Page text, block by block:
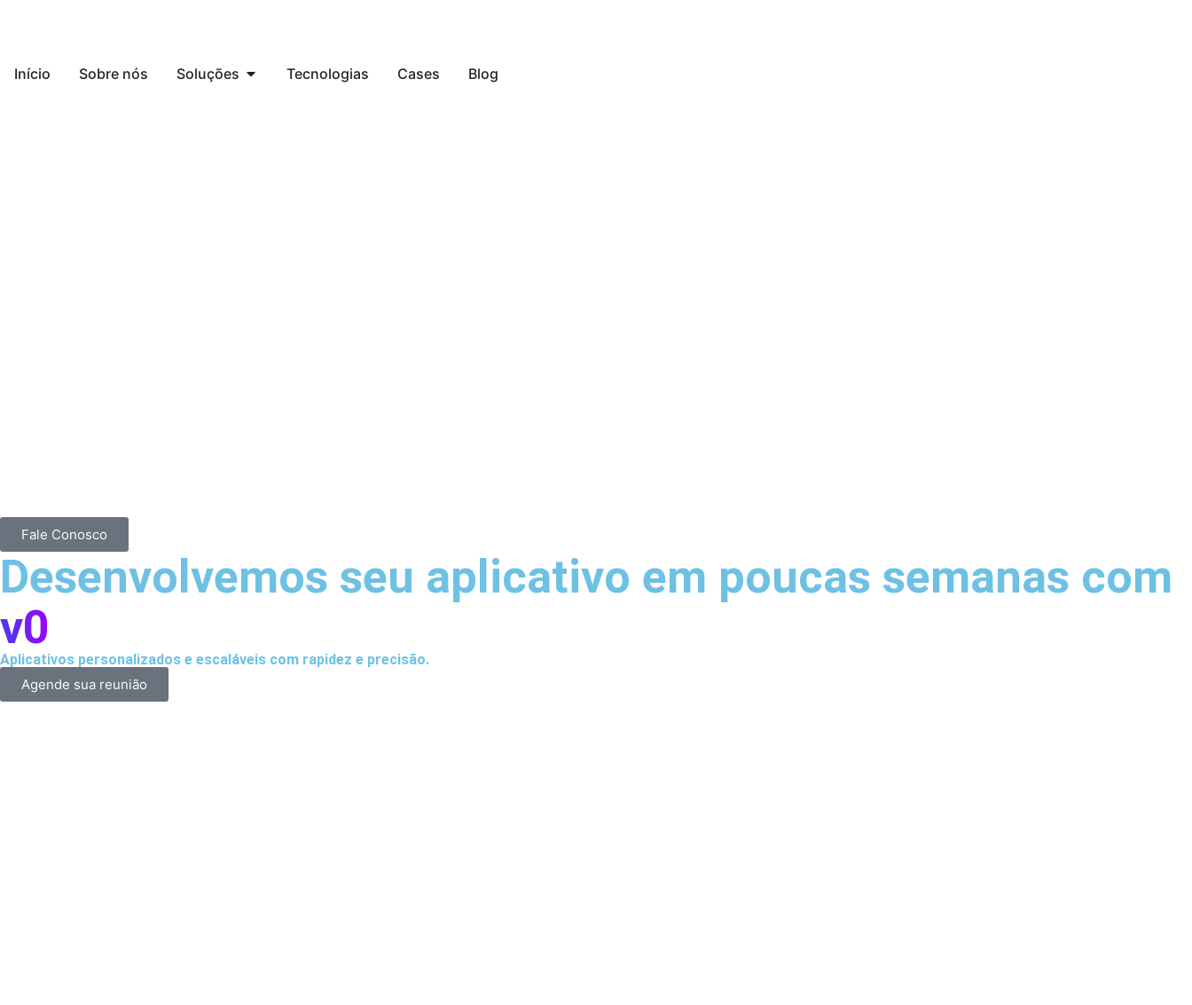
Início Sobre nós Soluções Tecnologias Cases Blog
Fale Conosco
Desenvolvemos seu aplicativo em poucas semanas com
v0
Aplicativos personalizados e escaláveis com rapidez e precisão.
Agende sua reunião